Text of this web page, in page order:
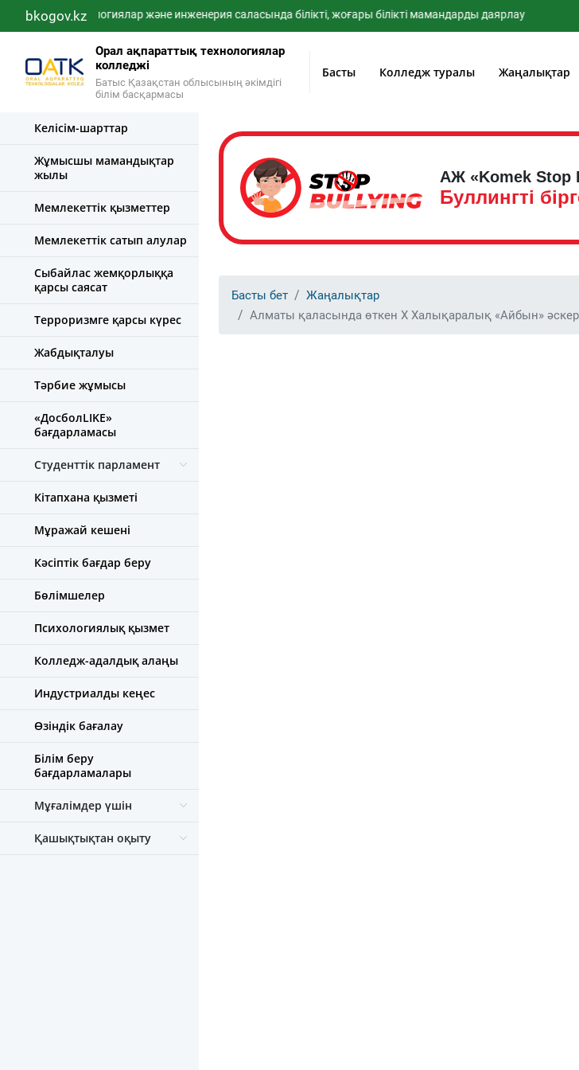
bkogov.kz
IT-технологиялар және инженерия саласында білікті, жоғары білікті мамандарды даярлау
Орал ақпараттық технологиялар
колледжі
Батыс Қазақстан облысының әкімдігі
білім басқармасы
Басты Колледж туралы Жаңалықтар
Келісім-шарттар
Жұмысшы мамандықтар
жылы
Мемлекеттік қызметтер
Мемлекеттік сатып алулар
Сыбайлас жемқорлыққа
қарсы саясат
Терроризмге қарсы күрес
Жабдықталуы
Тәрбие жұмысы
«ДосболLIKE»
бағдарламасы
Студенттік парламент
Кітапхана қызметі
Мұражай кешені
Кәсіптік бағдар беру
Бөлімшелер
Психологиялық қызмет
Колледж-адалдық алаңы
Индустриалды кеңес
Өзіндік бағалау
Білім беру
бағдарламалары
Мұғалімдер үшін
Қашықтықтан оқыту
АЖ «Komek Stop
Буллингті
Басты бет
Жаңалықтар
Алматы қаласында өткен Х Халықаралық «Айбын»